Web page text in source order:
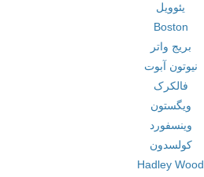
یئوویل
Boston
بریج واتر
نیوتون آبوت
فالکرک
ویگستون
وینسفورد
کولسدون
Hadley Wood